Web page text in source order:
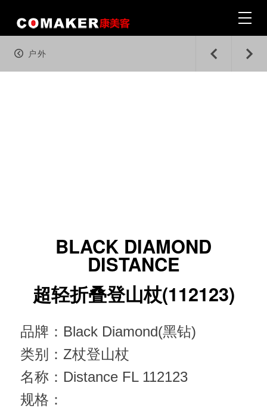
首页 · Home
生活 · Wine & Lifestyle
会员 · Membership
户外
BLACK DIAMOND
DISTANCE
超轻折叠登山杖(112123)
品牌：Black Diamond(黑钻)
类别：Z杖登山杖
名称：Distance FL 112123
规格：